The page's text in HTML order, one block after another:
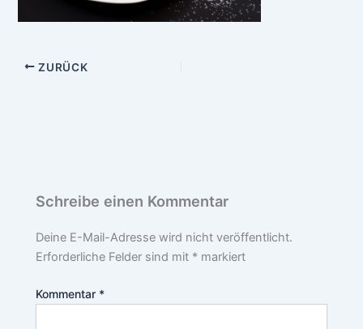
ZURÜCK
Schreibe einen Kommentar
Deine E-Mail-Adresse wird nicht veröffentlicht.
Erforderliche Felder sind mit * markiert
Kommentar *